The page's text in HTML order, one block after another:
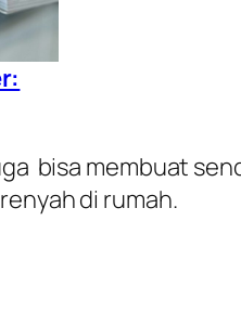
bisa membuat
di rumah.